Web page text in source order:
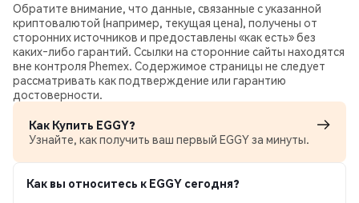
Обратите внимание, что данные, связанные с указанной
криптовалютой (например, текущая цена), получены от
сторонних источников и предоставлены «как есть» без
каких‑либо гарантий. Ссылки на сторонние сайты находятся
вне контроля Phemex. Содержимое страницы не следует
рассматривать как подтверждение или гарантию
достоверности.
Как Купить EGGY?
Узнайте, как получить ваш первый EGGY за минуты.
Как вы относитесь к EGGY сегодня?